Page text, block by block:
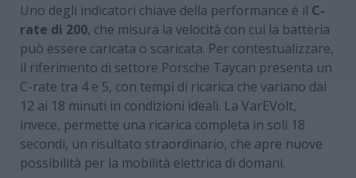
Uno degli indicatori chiave della performance è il C-
rate di 200, che misura la velocità con cui la batteria
può essere caricata o scaricata. Per contestualizzare,
il riferimento di settore Porsche Taycan presenta un
C-rate tra 4 e 5, con tempi di ricarica che variano dai
12 ai 18 minuti in condizioni ideali. La VarEVolt,
invece, permette una ricarica completa in soli 18
secondi, un risultato straordinario, che apre nuove
possibilità per la mobilità elettrica di domani.